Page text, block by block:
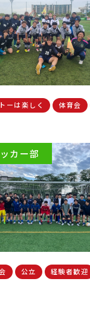
ーは楽しく 体育会
カー部
公立 経験者歓迎